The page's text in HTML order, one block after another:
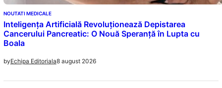
NOUTATI MEDICALE
Inteligența Artificială Revoluționează Depistarea
Cancerului Pancreatic: O Nouă Speranță în Lupta cu
Boala
byEchipa Editoriala8 august 2026